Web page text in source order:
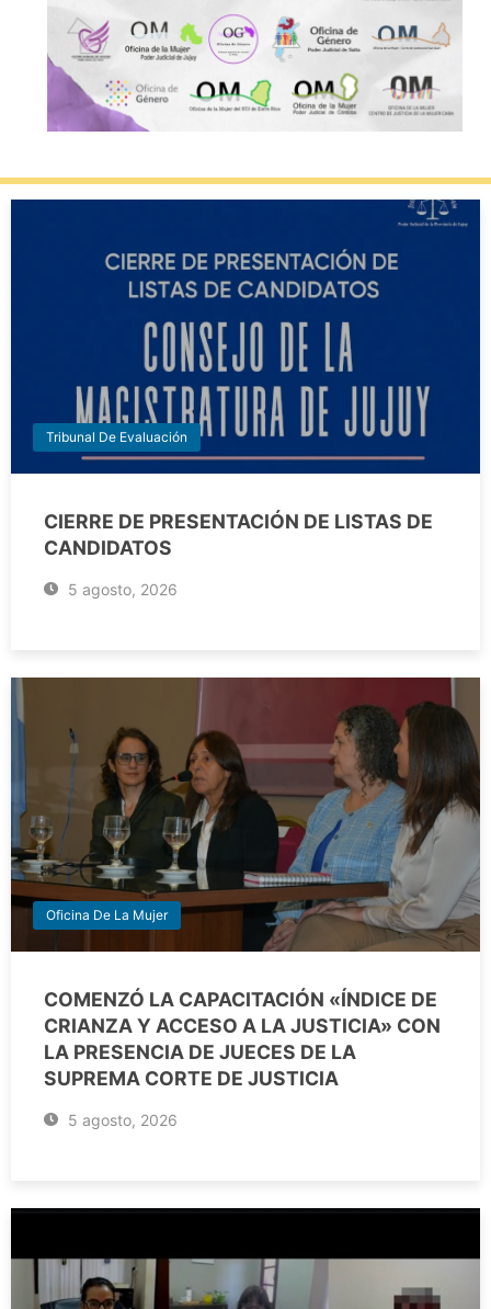
Tribunal De Evaluación
CIERRE DE PRESENTACIÓN DE LISTAS DE
CANDIDATOS
5 agosto, 2026
Oficina De La Mujer
COMENZÓ LA CAPACITACIÓN «ÍNDICE DE
CRIANZA Y ACCESO A LA JUSTICIA» CON
LA PRESENCIA DE JUECES DE LA
SUPREMA CORTE DE JUSTICIA
5 agosto, 2026